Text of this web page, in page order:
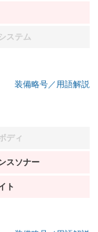
ステム
装備略号／用語解説
ディ
スソナー
ト